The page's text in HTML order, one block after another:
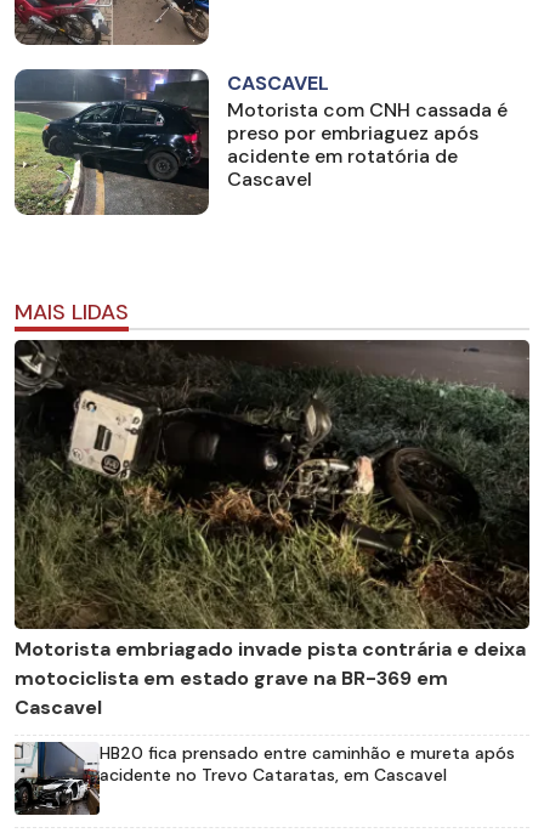
CASCAVEL
Motorista com CNH cassada é
preso por embriaguez após
acidente em rotatória de
Cascavel
MAIS LIDAS
Motorista embriagado invade pista contrária e deixa
motociclista em estado grave na BR-369 em
Cascavel
HB20 fica prensado entre caminhão e mureta após
acidente no Trevo Cataratas, em Cascavel